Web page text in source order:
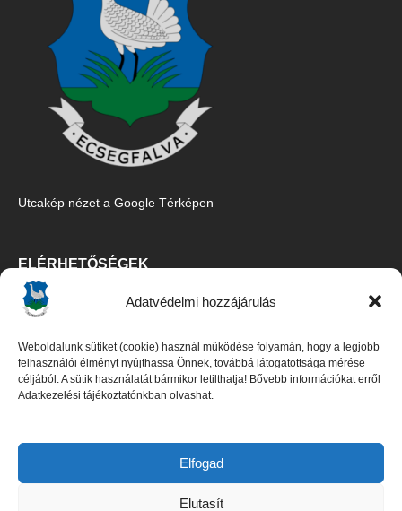
Adatvédelmi hozzájárulás
Weboldalunk sütiket (cookie) használ működése folyamán, hogy a legjobb
felhasználói élményt nyújthassa Önnek, továbbá látogatottsága mérése
céljából. A sütik használatát bármikor letilthatja! Bővebb információkat erről
Adatkezelési tájékoztatónkban olvashat.
Elfogad
Elutasít
Utcakép nézet a Google Térképen
ELÉRHETŐSÉGEK
Ecsegfalva Község Önkormányzata
5515 Ecsegfalva, Fő u. 67.
Tel/Fax:06-30/427-5091,06-66/487-100
E-mail:titkarsag@ecsegfalva.hu
06-66/483-100